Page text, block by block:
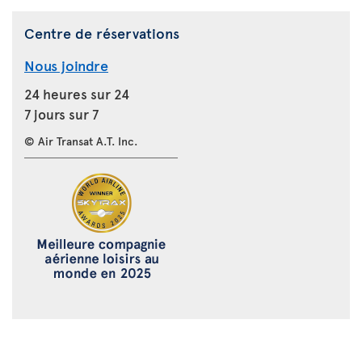
Centre de réservations
Nous joindre
24 heures sur 24
7 jours sur 7
© Air Transat A.T. Inc.